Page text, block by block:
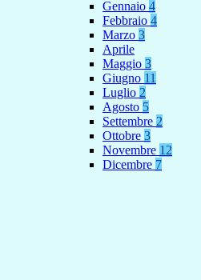
Gennaio 4
Febbraio 4
Marzo 3
Aprile
Maggio 3
Giugno 11
Luglio 2
Agosto 5
Settembre 2
Ottobre 3
Novembre 12
Dicembre 7